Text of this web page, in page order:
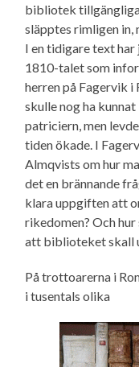
bibliotek tillgängliga
släpptes rimligen in,
I en tidigare text
1810-talet som
herren på Fagervik
skulle nog ha
patriciern, men
tiden ökade. I
Almqvists om hur
det en brännande
klara uppgiften att
rikedomen? Och
att biblioteket skall
På trottoarerna i
i tusentals olika